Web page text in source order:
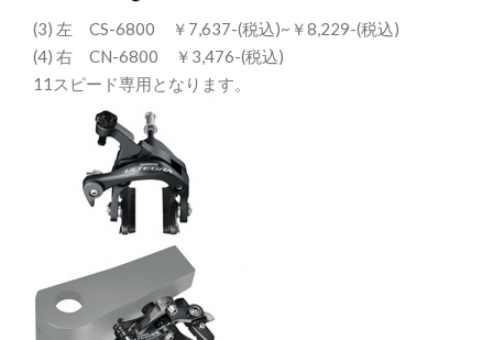
(3) 左 CS-6800 ￥7,637-(税込)~￥8,229-(税込)
(4) 右 CN-6800 ￥3,476-(税込)
11スピード専用となります。